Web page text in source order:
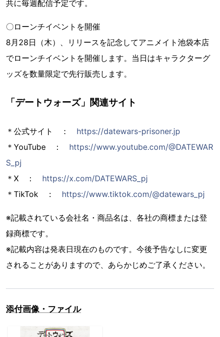
共に毎週配信予定です。
〇ローンチイベントを開催
8月28日（木）、リリースを記念してアニメイト池袋本店
でローンチイベントを開催します。当日はキャラクターグ
ッズを数量限定で先行販売します。
「デートウォーズ」関連サイト
＊公式サイト ： https://datewars-prisoner.jp
＊YouTube ： https://www.youtube.com/@DATEWAR
S_pj
＊X ： https://x.com/DATEWARS_pj
＊TikTok ： https://www.tiktok.com/@datewars_pj
※記載されている会社名・商品名は、各社の商標または登
録商標です。
※記載内容は発表日現在のものです。今後予告なしに変更
されることがありますので、あらかじめご了承ください。
添付画像・ファイル